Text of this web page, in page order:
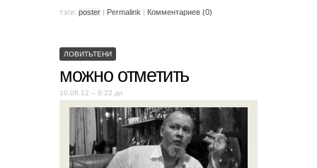
тэги: poster | Permalink | Комментариев (0)
ЛОВИТЬТЕНИ
можно отметить
10.08.12 – 9:22 дп